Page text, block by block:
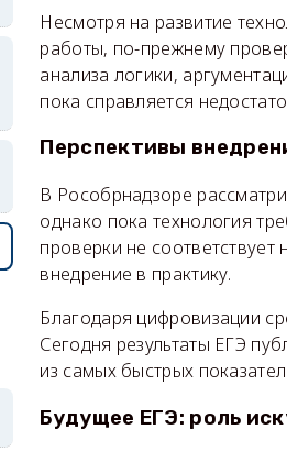
Несмотря на развитие
работы, по-прежнему
анализа логики,
пока справляется
Перспективы
В Рособрнадзоре
однако пока технология
проверки не
внедрение в практику.
Благодаря цифровизации
Сегодня результаты ЕГЭ
из самых быстрых
Будущее ЕГЭ: роль